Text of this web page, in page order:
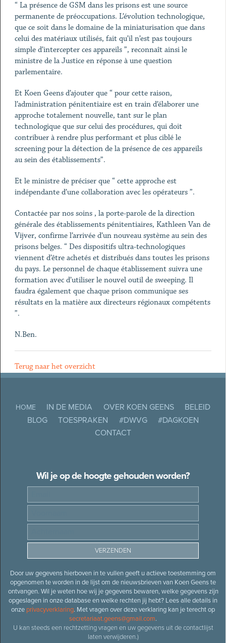
“ La présence de GSM dans les prisons est une source
permanente de préoccupations. L’évolution technologique,
que ce soit dans le domaine de la miniaturisation que dans
celui des matériaux utilisés, fait qu’il n’est pas toujours
simple d’intercepter ces appareils ”, reconnaît ainsi le
ministre de la Justice en réponse à une question
parlementaire.
Et Koen Geens d’ajouter que “ pour cette raison,
l’administration pénitentiaire est en train d’élaborer une
approche totalement nouvelle, tant sur le plan
technologique que sur celui des procédures, qui doit
contribuer à rendre plus performant et plus ciblé le
screening pour la détection de la présence de ces appareils
au sein des établissements”.
Et le ministre de préciser que “ cette approche est
indépendante d’une collaboration avec les opérateurs ”.
Contactée par nos soins , la porte-parole de la direction
générale des établissements pénitentiaires, Kathleen Van de
Vijver, confirme l’arrivée d’un nouveau système au sein des
prisons belges. “ Des dispositifs ultra-technologiques
viennent d’être achetés et distribués dans toutes les prisons
du pays. Le personnel de chaque établissement suivra une
formation avec d’utiliser le nouvel outil de sweeping. Il
faudra également que chaque prison communique ses
résultats en la matière aux directeurs régionaux compétents
”.
N.Ben.
Terug naar het overzicht
HOME IN DE MEDIA OVER KOEN GEENS
BELEID
BLOG
TOESPRAKEN #DWVG
#DAGKOEN
CONTACT
Wil je op de hoogte gehouden worden?
Door uw gegevens hierboven in te vullen geeft u actieve toestemming om
opgenomen te worden in de lijst om de nieuwsbrieven van Koen Geens te
ontvangen. Wil je weten hoe wij je gegevens bewaren, welke gegevens zijn
opgeslagen in onze database en welke rechten jij hebt? Lees alle details in
onze privacyverklaring. Met vragen over deze verklaring kan je terecht op
secretariaat.geens@gmail.com.
U kan steeds een rechtzetting vragen en uw gegevens uit de contactlijst
laten verwijderen.)